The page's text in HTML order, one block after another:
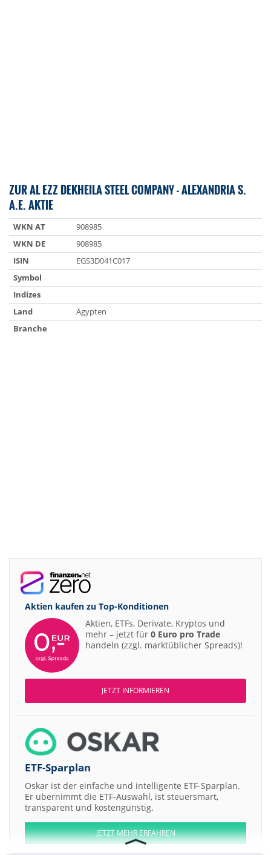
ZUR AL EZZ DEKHEILA STEEL COMPANY - ALEXANDRIA S.
A.E. AKTIE
WKN AT
908985
WKN DE
908985
ISIN
EGS3D041C017
Symbol
Indizes
Land
Ägypten
Branche
Aktien kaufen zu Top-Konditionen
Aktien, ETFs, Derivate, Kryptos und
mehr – jetzt für 0 Euro pro Trade
handeln (zzgl. marktüblicher Spreads)!
JETZT INFORMIEREN
ETF-Sparplan
Oskar ist der einfache und intelligente ETF-Sparplan.
Er übernimmt die ETF-Auswahl, ist steuersmart,
transparent und kostengünstig.
JETZT MEHR ERFAHREN